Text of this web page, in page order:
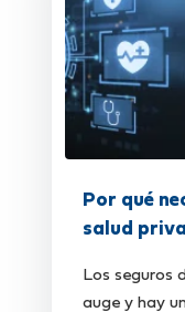
Por qué
salud
Los seguros
auge y hay